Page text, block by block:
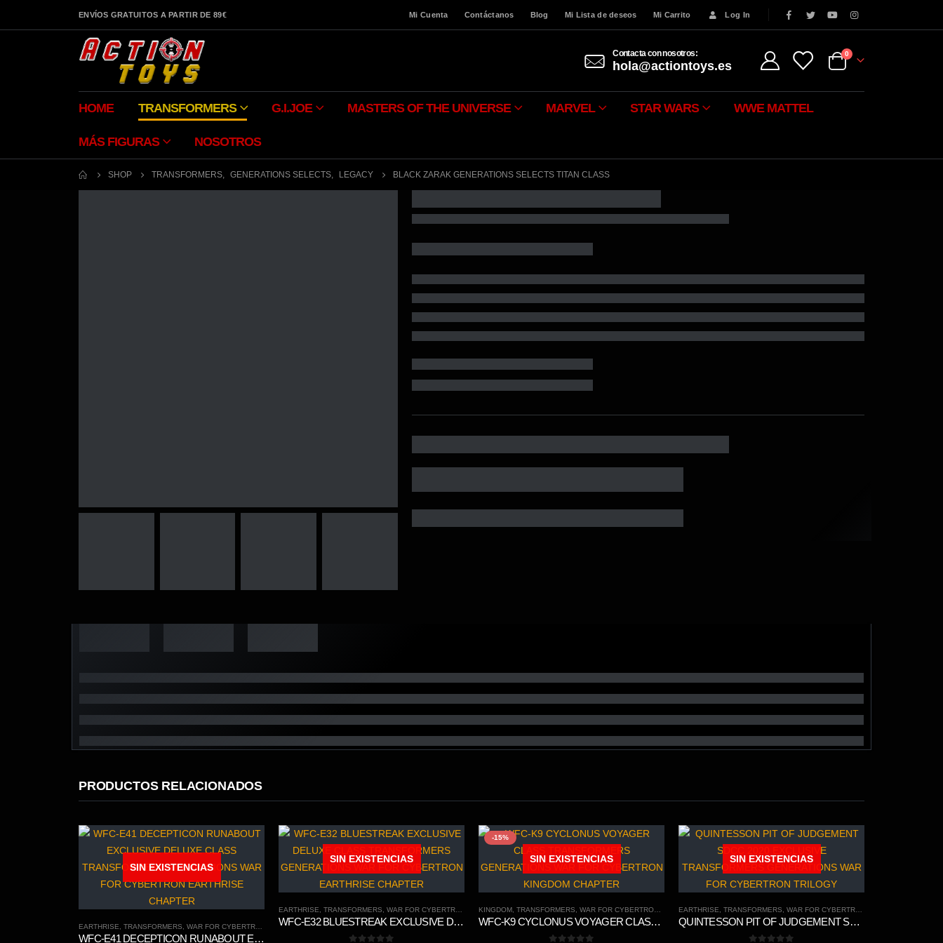
ENVÍOS GRATUITOS A PARTIR DE 89€ Mi Cuenta Contáctanos Blog Mi Lista de deseos Mi Carrito Log In
Contacta con nosotros:
hola@actiontoys.es
0
HOME TRANSFORMERS G.I.JOE MASTERS OF THE UNIVERSE MARVEL STAR WARS WWE MATTEL
MÁS FIGURAS NOSOTROS
SHOP TRANSFORMERS, GENERATIONS SELECTS, LEGACY BLACK ZARAK GENERATIONS SELECTS TITAN CLASS
PRODUCTOS RELACIONADOS
SIN EXISTENCIAS
EARTHRISE, TRANSFORMERS, WAR FOR CYBERTRON TRILOGY
WFC-E41 DECEPTICON RUNABOUT EXCLUSIVE DELUXE CLASS TRANSFORMERS GENERATIONS WAR FOR CYBERTRON EARTHRISE CHAPTER
SIN EXISTENCIAS
EARTHRISE, TRANSFORMERS, WAR FOR CYBERTRON TRILOGY
WFC-E32 BLUESTREAK EXCLUSIVE DELUXE CLASS TRANSFORMERS GENERATIONS WAR FOR CYBERTRON EARTHRISE CHAPTER
-15%
SIN EXISTENCIAS
KINGDOM, TRANSFORMERS, WAR FOR CYBERTRON TRILOGY
WFC-K9 CYCLONUS VOYAGER CLASS TRANSFORMERS GENERATIONS WAR FOR CYBERTRON KINGDOM CHAPTER
SIN EXISTENCIAS
EARTHRISE, TRANSFORMERS, WAR FOR CYBERTRON TRILOGY
QUINTESSON PIT OF JUDGEMENT SDCC 2020 EXCLUSIVE TRANSFORMERS GENERATIONS WAR FOR CYBERTRON TRILOGY